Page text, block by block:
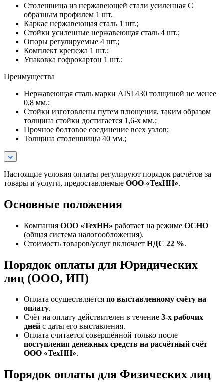
Столешница из нержавеющей стали усиленная С
образным профилем 1 шт.
Каркас нержавеющая сталь 1 шт.;
Стойки усиленные нержавеющая сталь 4 шт.;
Опоры регулируемые 4 шт.;
Комплект крепежа 1 шт.;
Упаковка гофрокартон 1 шт.;
Преимущества
Нержавеющая сталь марки AISI 430 толщиной не менее
0,8 мм.;
Стойки изготовлены путем плющения, таким образом
толщина стойки достигается 1,6-х мм.;
Прочное болтовое соединение всех узлов;
Толщина столешницы 40 мм.;
Настоящие условия оплаты регулируют порядок расчётов за
товары и услуги, предоставляемые ООО «ТехНН».
Основные положения
Компания ООО «ТехНН» работает на режиме ОСНО
(общая система налогообложения).
Стоимость товаров/услуг включает НДС 22 %.
Порядок оплаты для Юридических
лиц (ООО, ИП)
Оплата осуществляется по выставленному счёту на
оплату.
Счёт на оплату действителен в течение 3‑х рабочих
дней с даты его выставления.
Оплата считается совершённой только после
поступления денежных средств на расчётный счёт
ООО «ТехНН».
Порядок оплаты для Физических лиц